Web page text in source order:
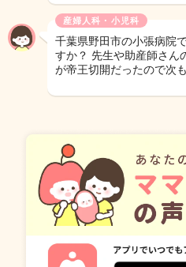
産婦人科・小児科
千葉県野田市の小張病院
すか？ 先生や助産師さん
が帝王切開だったので次